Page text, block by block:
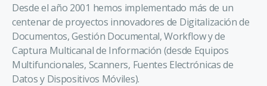
Desde el año 2001 hemos implementado más de un
centenar de proyectos innovadores de Digitalización de
Documentos, Gestión Documental, Workflow y de
Captura Multicanal de Información (desde Equipos
Multifuncionales, Scanners, Fuentes Electrónicas de
Datos y Dispositivos Móviles).